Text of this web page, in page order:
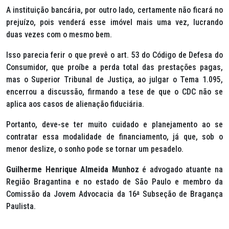
A instituição bancária, por outro lado, certamente não ficará no
prejuízo, pois venderá esse imóvel mais uma vez, lucrando
duas vezes com o mesmo bem.
Isso parecia ferir o que prevê o art. 53 do Código de Defesa do
Consumidor, que proíbe a perda total das prestações pagas,
mas o Superior Tribunal de Justiça, ao julgar o Tema 1.095,
encerrou a discussão, firmando a tese de que o CDC não se
aplica aos casos de alienação fiduciária.
Portanto, deve-se ter muito cuidado e planejamento ao se
contratar essa modalidade de financiamento, já que, sob o
menor deslize, o sonho pode se tornar um pesadelo.
Guilherme Henrique Almeida Munhoz é advogado atuante na
Região Bragantina e no estado de São Paulo e membro da
Comissão da Jovem Advocacia da 16ªSubseção de Bragança
Paulista.